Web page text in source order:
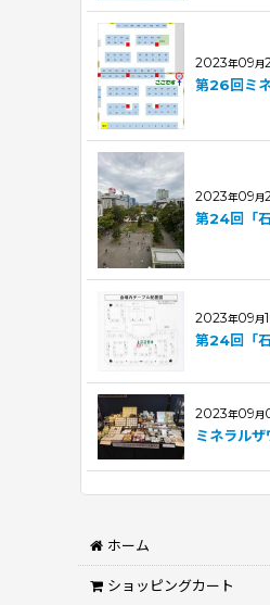
2023年09月
第26回ミ
2023年09月
第24回「
2023年09月
第24回「
2023年09月
ミネラル
ホーム
ショッピングカート